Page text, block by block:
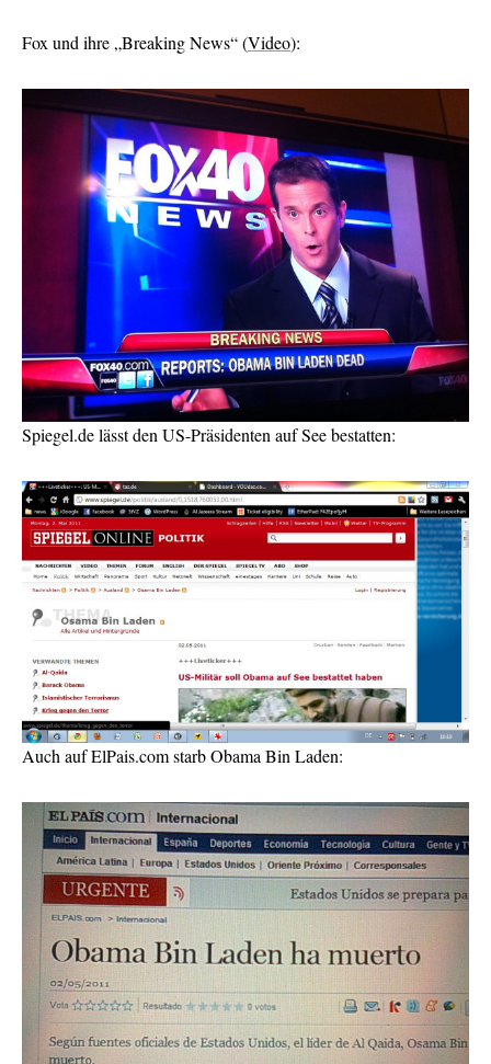
Fox und ihre „Breaking News“ (Video):
Spiegel.de lässt den US-Präsidenten auf See bestatten:
Auch auf ElPais.com starb Obama Bin Laden: